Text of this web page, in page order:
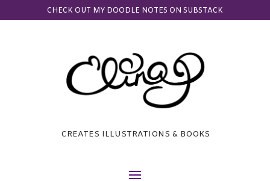
CHECK OUT MY DOODLE NOTES ON SUBSTACK
CREATES ILLUSTRATIONS & BOOKS